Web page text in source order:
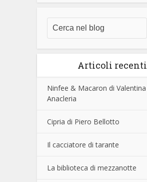
Articoli recenti
Ninfee & Macaron di Valentina
Anacleria
Cipria di Piero Bellotto
Il cacciatore di tarante
La biblioteca di mezzanotte